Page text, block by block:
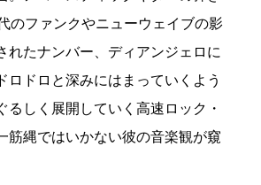
のファンクやニューウェイブの影
れたナンバー、ディアンジェロに
ロドロと深みにはまっていくよう
るしく展開していく高速ロック・
筋縄ではいかない彼の音楽観が窺